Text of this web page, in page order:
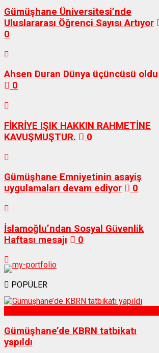
Gümüşhane Üniversitesi’nde
Uluslararası Öğrenci Sayısı Artıyor
0
Ahsen Duran Dünya üçüncüsü oldu
0
FİKRİYE IŞIK HAKKIN RAHMETİNE
KAVUŞMUŞTUR.
0
Gümüşhane Emniyetinin asayiş
uygulamaları devam ediyor
0
İslamoğlu’ndan Sosyal Güvenlik
Haftası mesajı
0
POPÜLER
Gümüşhane’de KBRN tatbikatı
yapıldı